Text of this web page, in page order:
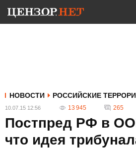
НОВОСТИ РОССИЙСКИЕ
10.07.15 12:56 13 945 265
Постпред РФ в
что идея